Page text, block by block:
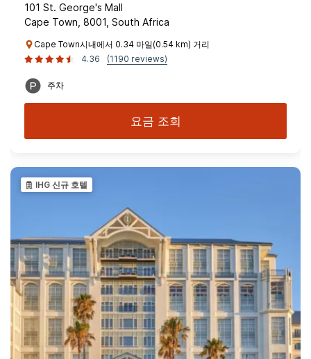
101 St. George's Mall
Cape Town, 8001, South Africa
Cape Town시내에서 0.34 마일(0.54 km) 거리
4.36
(1190 reviews)
주차
요금 조회
IHG 신규 호텔